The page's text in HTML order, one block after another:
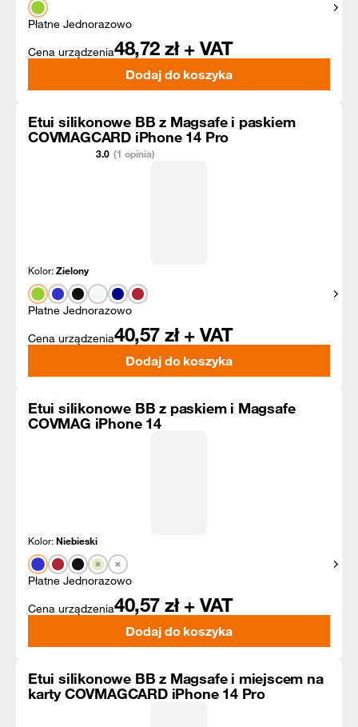
Płatne Jednorazowo
Cena urządzenia48,72 zł + VAT
Dodaj do koszyka
Etui silikonowe BB z Magsafe i paskiem
COVMAGCARD iPhone 14 Pro
3.0 (1 opinia)
Kolor:Zielony
Płatne Jednorazowo
Cena urządzenia40,57 zł + VAT
Dodaj do koszyka
Etui silikonowe BB z paskiem i Magsafe
COVMAG iPhone 14
Kolor:Niebieski
Płatne Jednorazowo
Cena urządzenia40,57 zł + VAT
Dodaj do koszyka
Etui silikonowe BB z Magsafe i miejscem na
karty COVMAGCARD iPhone 14 Pro